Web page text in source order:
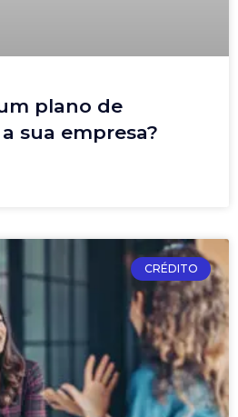
plano de
sua empresa?
CRÉDITO